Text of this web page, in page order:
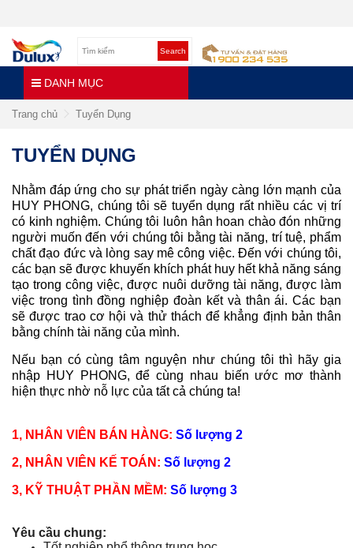
Search
DANH MỤC
Trang chủ Tuyển Dụng
TUYỂN DỤNG
Nhằm đáp ứng cho sự phát triển ngày càng lớn mạnh của
HUY PHONG, chúng tôi sẽ tuyển dụng rất nhiều các vị trí
có kinh nghiệm. Chúng tôi luôn hân hoan chào đón những
người muốn đến với chúng tôi bằng tài năng, trí tuệ, phẩm
chất đạo đức và lòng say mê công việc. Đến với chúng tôi,
các bạn sẽ được khuyến khích phát huy hết khả năng sáng
tạo trong công việc, được nuôi dưỡng tài năng, được làm
việc trong tình đồng nghiệp đoàn kết và thân ái. Các bạn
sẽ được trao cơ hội và thử thách để khẳng định bản thân
bằng chính tài năng của mình.
Nếu bạn có cùng tâm nguyện như chúng tôi thì hãy gia
nhập HUY PHONG, để cùng nhau biến ước mơ thành
hiện thực nhờ nỗ lực của tất cả chúng ta!
1, NHÂN VIÊN BÁN HÀNG: Số lượng 2
2, NHÂN VIÊN KẾ TOÁN: Số lượng 2
3, KỸ THUẬT PHẦN MỀM: Số lượng 3
Yêu cầu chung: